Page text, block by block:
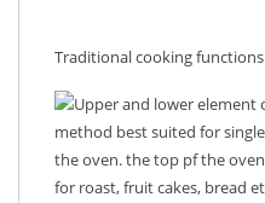
Traditional cooking functions